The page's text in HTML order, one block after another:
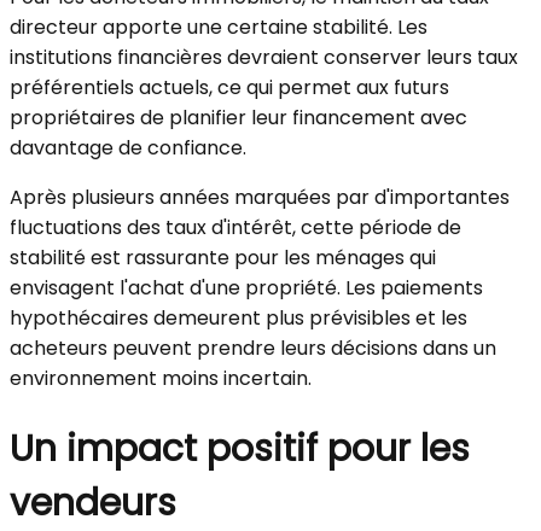
directeur apporte une certaine stabilité. Les
institutions financières devraient conserver leurs taux
préférentiels actuels, ce qui permet aux futurs
propriétaires de planifier leur financement avec
davantage de confiance.
Après plusieurs années marquées par d'importantes
fluctuations des taux d'intérêt, cette période de
stabilité est rassurante pour les ménages qui
envisagent l'achat d'une propriété. Les paiements
hypothécaires demeurent plus prévisibles et les
acheteurs peuvent prendre leurs décisions dans un
environnement moins incertain.
Un impact positif pour les
vendeurs